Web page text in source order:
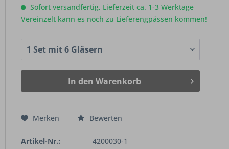
Sofort versandfertig, Lieferzeit ca. 1-3 Werktage
Vereinzelt kann es noch zu Lieferengpässen kommen!
In den Warenkorb
Merken Bewerten
Artikel-Nr.:
4200030-1